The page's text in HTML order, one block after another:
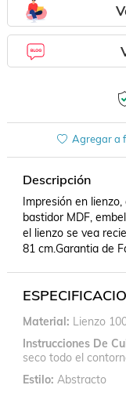
Agregar a
Descripción
Impresión en
bastidor MDF,
el lienzo se vea
81 cm.Garantia de
Material Lienzo
Instrucciones De
seco todo el
Estilo Abstracto